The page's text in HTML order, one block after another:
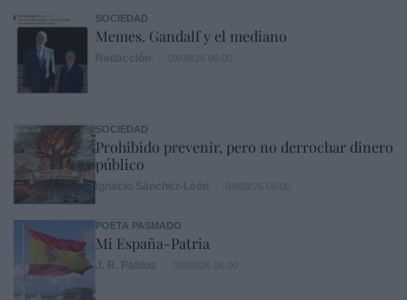
SOCIEDAD
Memes. Gandalf y el mediano
SOCIEDAD
Prohibido prevenir, pero no derrochar dinero
público
POETA PASMADO
Mi España-Patria